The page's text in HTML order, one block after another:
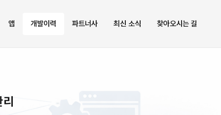
앱 개발이력 파트너사 최신 소식 찾아오시는 길